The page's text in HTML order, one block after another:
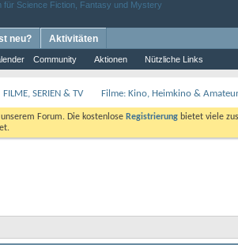
Community Aktionen Nützliche Links
neu? Aktivitäten
FILME, SERIEN & TV Filme: Kino, Heimkino &
Forum. Die kostenlose Registrierung bietet viele